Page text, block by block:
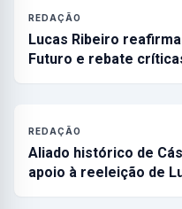
REDAÇÃO
Lucas Ribeiro
Futuro e rebate
REDAÇÃO
Aliado histórico de
apoio à reeleição de